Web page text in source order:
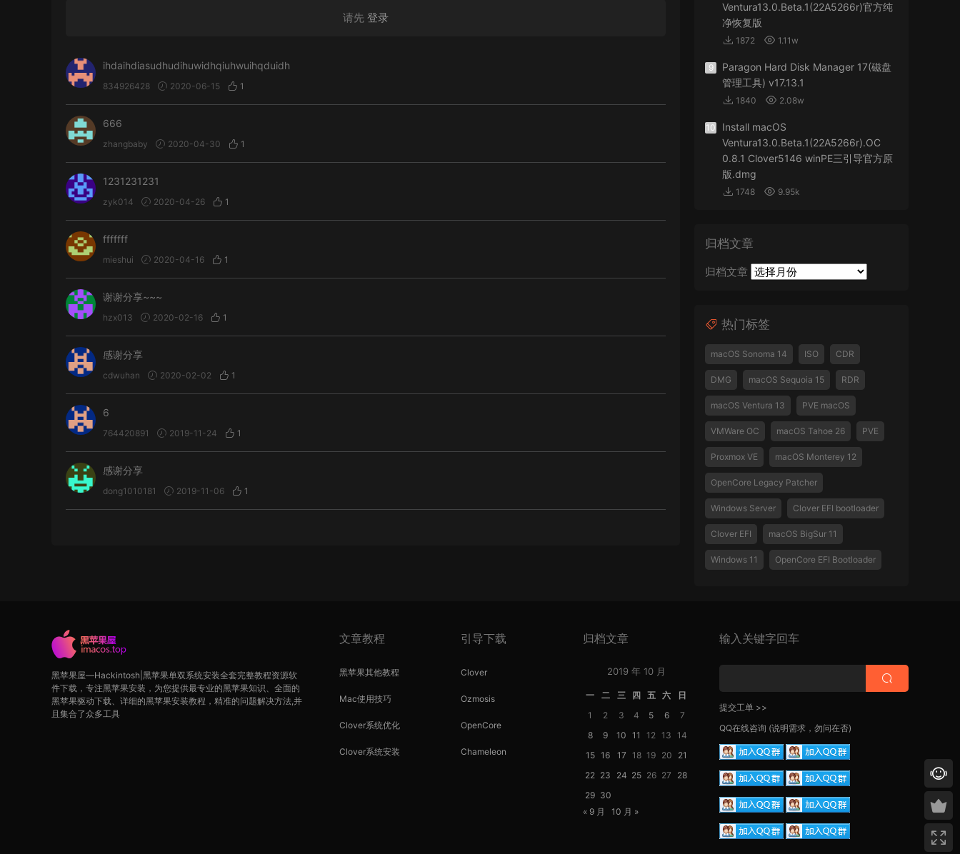
请先 登录
ihdaihdiasudhudihuwidhqiuhwuihqduidh
834926428 2020-06-15 1
666
zhangbaby 2020-04-30 1
1231231231
zyk014 2020-04-26 1
fffffff
mieshui 2020-04-16 1
谢谢分享~~~
hzx013 2020-02-16 1
感谢分享
cdwuhan 2020-02-02 1
6
764420891 2019-11-24 1
感谢分享
dong1010181 2019-11-06 1
Ventura13.0.Beta.1(22A5266r)官方纯
净恢复版
1872 1.11w
9
Paragon Hard Disk Manager 17(磁盘
管理工具) v17.13.1
1840 2.08w
10
Install macOS
Ventura13.0.Beta.1(22A5266r).OC
0.8.1 Clover5146 winPE三引导官方原
版.dmg
1748 9.95k
归档文章
归档文章
热门标签
macOS Sonoma 14 ISO CDR
DMG macOS Sequoia 15 RDR
macOS Ventura 13 PVE macOS
VMWare OC macOS Tahoe 26 PVE
Proxmox VE macOS Monterey 12
OpenCore Legacy Patcher
Windows Server Clover EFI bootloader
Clover EFI macOS BigSur 11
Windows 11 OpenCore EFI Bootloader
黑苹果屋—Hackintosh|黑苹果单双系统安装全套完整教程资源软
件下载，专注黑苹果安装，为您提供最专业的黑苹果知识、全面的
黑苹果驱动下载、详细的黑苹果安装教程，精准的问题解决方法,并
且集合了众多工具
文章教程
黑苹果其他教程
Mac使用技巧
Clover系统优化
Clover系统安装
引导下载
Clover
Ozmosis
OpenCore
Chameleon
归档文章
2019 年 10 月
一 二 三 四 五 六
日
1
2 3 4 5 6
7
8
9 10 11 12 13
14
15 16 17 18 19 20
21
22 23 24 25 26 27
28
29 30
« 9 月
10 月 »
输入关键字回车
提交工单 >>
QQ在线咨询 (说明需求，勿问在否)